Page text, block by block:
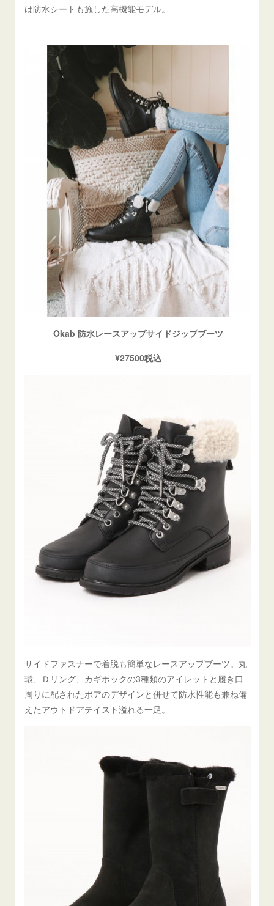
は防水シートも施した高機能モデル。
Okab 防水レースアップサイドジップブーツ
¥27500税込
サイドファスナーで着脱も簡単なレースアップブーツ。丸
環、Ｄリング、カギホックの3種類のアイレットと履き口
周りに配されたボアのデザインと併せて防水性能も兼ね備
えたアウトドアテイスト溢れる一足。